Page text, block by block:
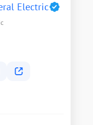
Electric